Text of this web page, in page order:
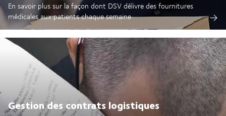
En savoir plus sur la façon dont DSV délivre des fournitures
médicales aux patients chaque semaine
Gestion des contrats logistiques